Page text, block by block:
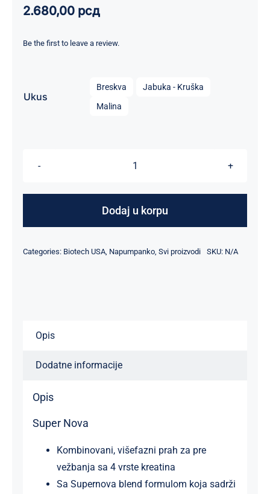
2.680,00 рсд
Be the first to leave a review.
Ukus
Breskva
Jabuka - Kruška
Malina
količina
Dodaj u korpu
Categories: Biotech USA, Napumpanko, Svi proizvodi SKU: N/A
Opis
Dodatne informacije
Opis
Super Nova
Kombinovani, višefazni prah za pre
vežbanja sa 4 vrste kreatina
Sa Supernova blend formulom koja sadrži